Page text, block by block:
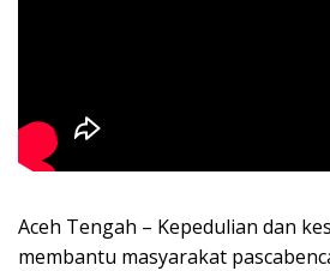
Aceh Tengah – Kepedulian dan
membantu masyarakat